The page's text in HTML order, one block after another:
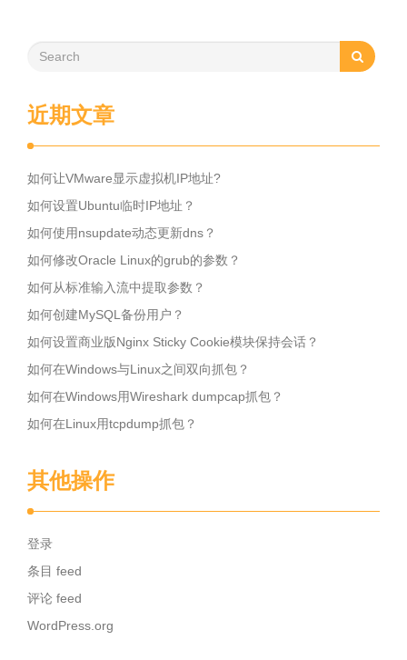
近期文章
如何让VMware显示虚拟机IP地址?
如何设置Ubuntu临时IP地址？
如何使用nsupdate动态更新dns？
如何修改Oracle Linux的grub的参数？
如何从标准输入流中提取参数？
如何创建MySQL备份用户？
如何设置商业版Nginx Sticky Cookie模块保持会话？
如何在Windows与Linux之间双向抓包？
如何在Windows用Wireshark dumpcap抓包？
如何在Linux用tcpdump抓包？
其他操作
登录
条目 feed
评论 feed
WordPress.org